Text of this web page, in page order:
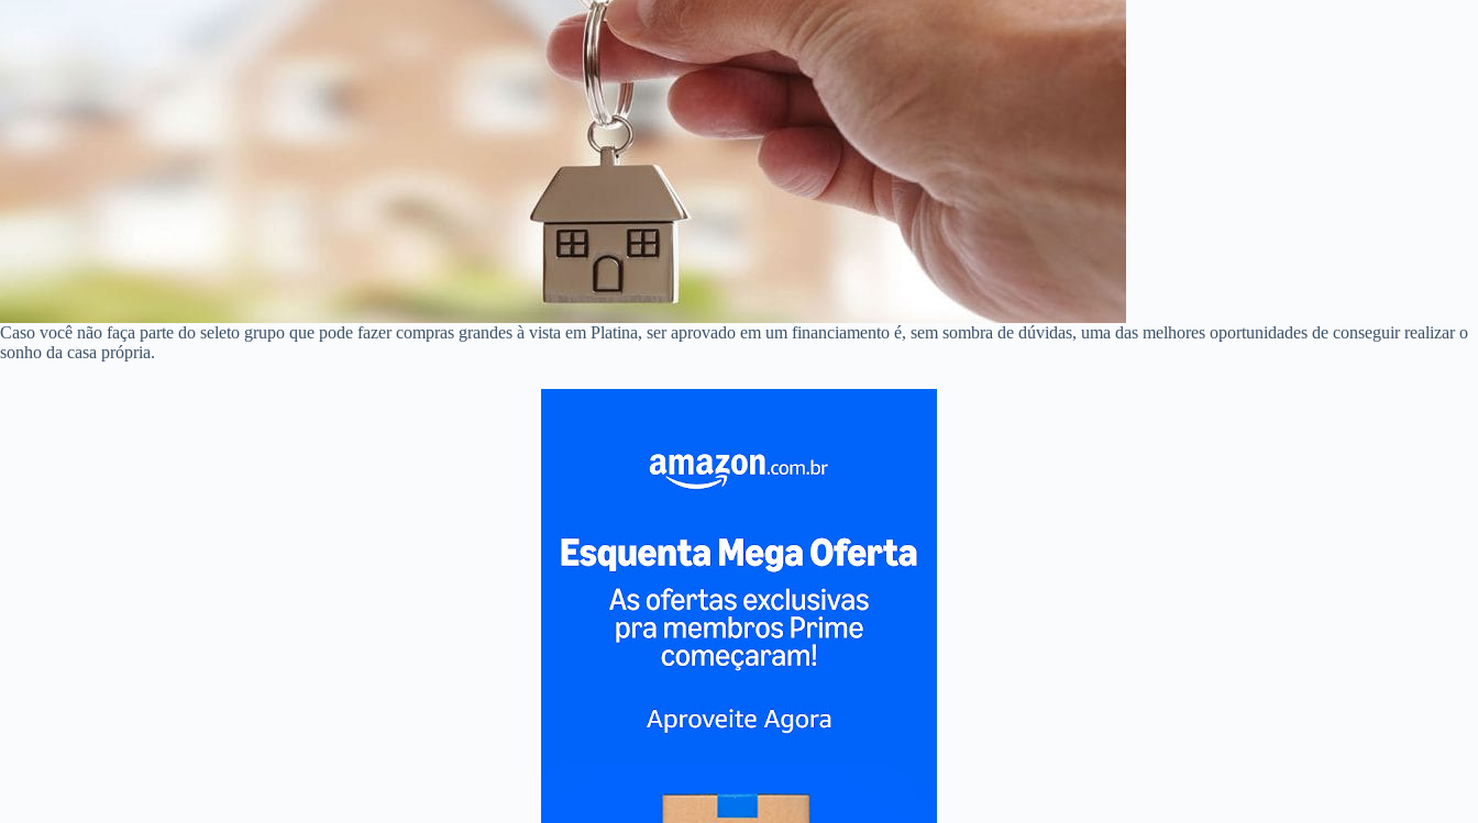
Caso você não faça parte do seleto grupo que pode fazer compras grandes à vista em Platina, ser aprovado em um financiamento é, sem sombra de dúvidas, uma das melhores oportunidades de conseguir realizar o
sonho da casa própria.